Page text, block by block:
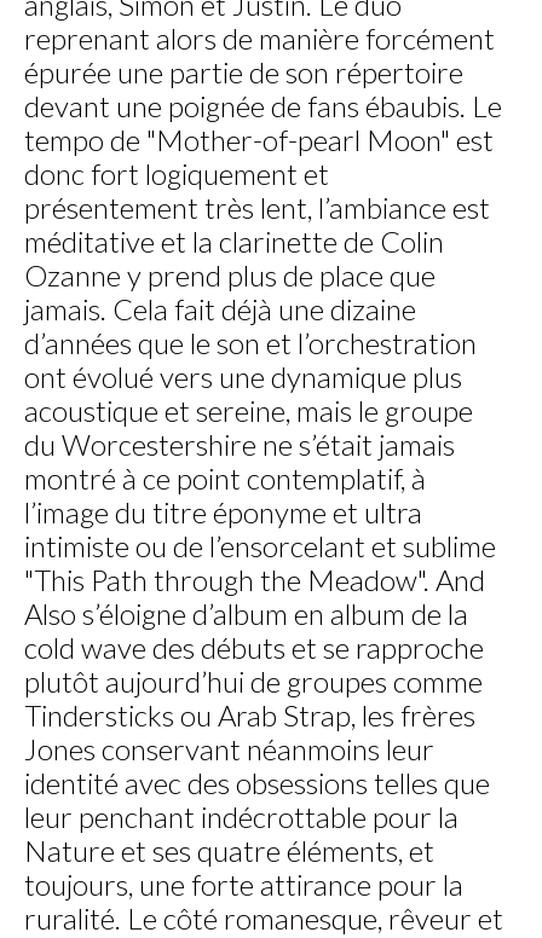
reprenant alors de manière forcément
épurée une partie de son répertoire
devant une poignée de fans ébaubis. Le
tempo de "Mother-of-pearl Moon" est
donc fort logiquement et
présentement très lent, l’ambiance est
méditative et la clarinette de Colin
Ozanne y prend plus de place que
jamais. Cela fait déjà une dizaine
d’années que le son et l’orchestration
ont évolué vers une dynamique plus
acoustique et sereine, mais le groupe
du Worcestershire ne s’était jamais
montré à ce point contemplatif, à
l’image du titre éponyme et ultra
intimiste ou de l’ensorcelant et sublime
"This Path through the Meadow". And
Also s’éloigne d’album en album de la
cold wave des débuts et se rapproche
plutôt aujourd’hui de groupes comme
Tindersticks ou Arab Strap, les frères
Jones conservant néanmoins leur
identité avec des obsessions telles que
leur penchant indécrottable pour la
Nature et ses quatre éléments, et
toujours, une forte attirance pour la
ruralité. Le côté romanesque, rêveur et